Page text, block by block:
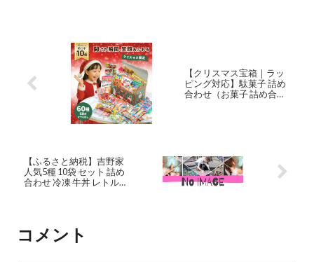
【クリスマス宝箱｜ラッ
ピング対応】駄菓子 詰め
合わせ（お菓子 詰め合わ
【ふるさと納税】吉野家
人気5種 10袋 セット 詰め
合わせ 冷凍 牛丼 レトルト
コメント